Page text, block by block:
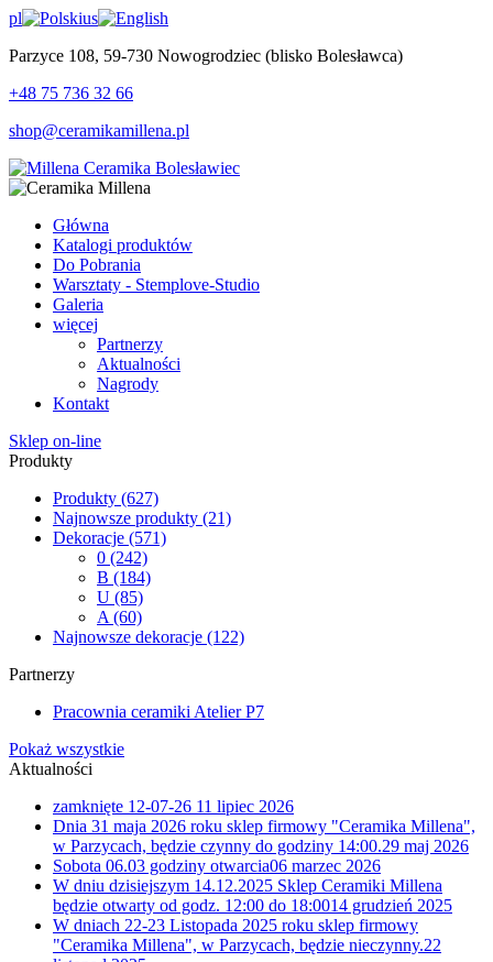
pl
us
Parzyce 108, 59-730 Nowogrodziec (blisko Bolesławca)
+48 75 736 32 66
shop@ceramikamillena.pl
Główna
Katalogi produktów
Do Pobrania
Warsztaty - Stemplove-Studio
Galeria
więcej
Partnerzy
Aktualności
Nagrody
Kontakt
Sklep on-line
Produkty
Produkty (627)
Najnowsze produkty (21)
Dekoracje (571)
0 (242)
B (184)
U (85)
A (60)
Najnowsze dekoracje (122)
Partnerzy
Pracownia ceramiki Atelier P7
Pokaż wszystkie
Aktualności
zamknięte 12-07-26 11 lipiec 2026
Dnia 31 maja 2026 roku sklep firmowy "Ceramika Millena",
w Parzycach, będzie czynny do godziny 14:00.29 maj 2026
Sobota 06.03 godziny otwarcia06 marzec 2026
W dniu dzisiejszym 14.12.2025 Sklep Ceramiki Millena
będzie otwarty od godz. 12:00 do 18:0014 grudzień 2025
W dniach 22-23 Listopada 2025 roku sklep firmowy
"Ceramika Millena", w Parzycach, będzie nieczynny.22